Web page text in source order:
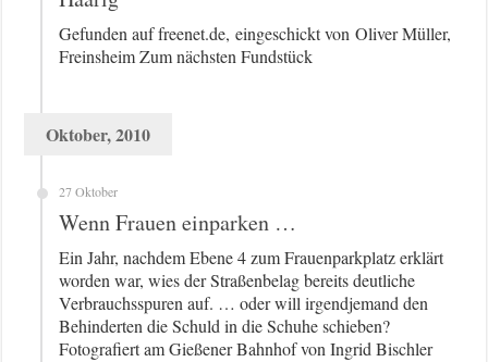
Gefunden auf freenet.de, eingeschickt von Oliver Müller,
Freinsheim Zum nächsten Fundstück
Oktober, 2010
27 Oktober
Wenn Frauen einparken …
Ein Jahr, nachdem Ebene 4 zum Frauenparkplatz erklärt
worden war, wies der Straßenbelag bereits deutliche
Verbrauchsspuren auf. … oder will irgendjemand den
Behinderten die Schuld in die Schuhe schieben?
Fotografiert am Gießener Bahnhof von Ingrid Bischler